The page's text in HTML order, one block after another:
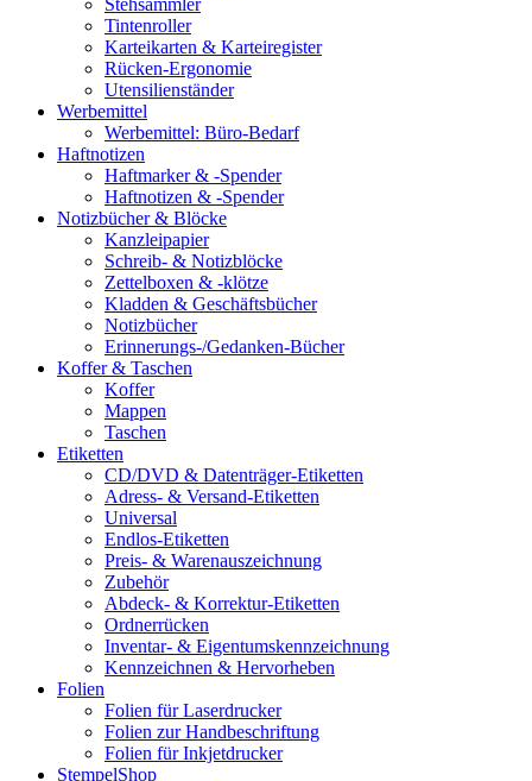
Stehsammler
Tintenroller
Karteikarten & Karteiregister
Rücken-Ergonomie
Utensilienständer
Werbemittel
Werbemittel: Büro-Bedarf
Haftnotizen
Haftmarker & -Spender
Haftnotizen & -Spender
Notizbücher & Blöcke
Kanzleipapier
Schreib- & Notizblöcke
Zettelboxen & -klötze
Kladden & Geschäftsbücher
Notizbücher
Erinnerungs-/Gedanken-Bücher
Koffer & Taschen
Koffer
Mappen
Taschen
Etiketten
CD/DVD & Datenträger-Etiketten
Adress- & Versand-Etiketten
Universal
Endlos-Etiketten
Preis- & Warenauszeichnung
Zubehör
Abdeck- & Korrektur-Etiketten
Ordnerrücken
Inventar- & Eigentumskennzeichnung
Kennzeichnen & Hervorheben
Folien
Folien für Laserdrucker
Folien zur Handbeschriftung
Folien für Inkjetdrucker
StempelShop